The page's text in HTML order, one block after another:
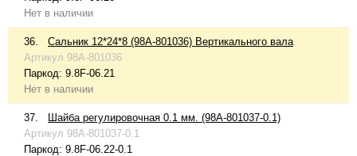
Нет в наличии
36.
Сальник 12*24*8 (98A-801036) Вертикального вала
Артикул 98A-801036
Паркод: 9.8F-06.21
Нет в наличии
37.
Шайба регулировочная 0.1 мм. (98A-801037-0.1)
Артикул 98A-801037-0.1
Паркод: 9.8F-06.22-0.1